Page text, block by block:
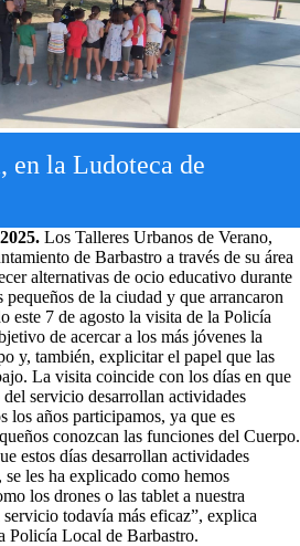
la Ludoteca de
Los Talleres Urbanos de Verano,
de Barbastro a través de su área
alternativas de ocio educativo durante
pequeños de la ciudad y que arrancaron
este 7 de agosto la visita de la Policía
de acercar a los más jóvenes la
y, también, explicitar el papel que las
La visita coincide con los días en que
servicio desarrollan actividades
los años participamos, ya que es
conozcan las funciones del Cuerpo.
estos días desarrollan actividades
les ha explicado como hemos
los drones o las tablet a nuestra
todavía más eficaz”, explica
Policía Local de Barbastro.